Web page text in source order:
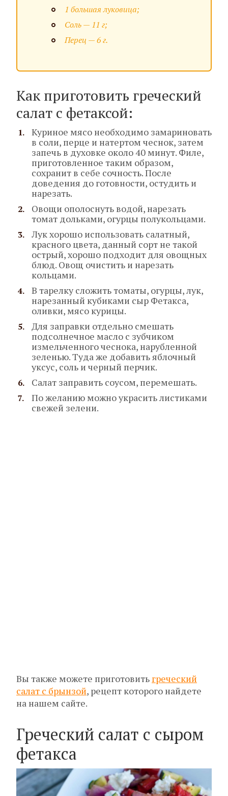
1 большая луковица;
Соль — 11 г;
Перец — 6 г.
Как приготовить греческий
салат с фетаксой:
Куриное мясо необходимо замариновать
в соли, перце и натертом чеснок, затем
запечь в духовке около 40 минут. Филе,
приготовленное таким образом,
сохранит в себе сочность. После
доведения до готовности, остудить и
нарезать.
Овощи ополоснуть водой, нарезать
томат дольками, огурцы полукольцами.
Лук хорошо использовать салатный,
красного цвета, данный сорт не такой
острый, хорошо подходит для овощных
блюд. Овощ очистить и нарезать
кольцами.
В тарелку сложить томаты, огурцы, лук,
нарезанный кубиками сыр Фетакса,
оливки, мясо курицы.
Для заправки отдельно смешать
подсолнечное масло с зубчиком
измельченного чеснока, нарубленной
зеленью. Туда же добавить яблочный
уксус, соль и черный перчик.
Салат заправить соусом, перемешать.
По желанию можно украсить листиками
свежей зелени.
Вы также можете приготовить греческий
салат с брынзой, рецепт которого найдете
на нашем сайте.
Греческий салат с сыром
фетакса